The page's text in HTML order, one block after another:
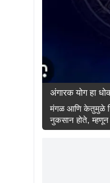
अंगारक योग हा
मंगळ आणि केतुमुळे
नुकसान होते,